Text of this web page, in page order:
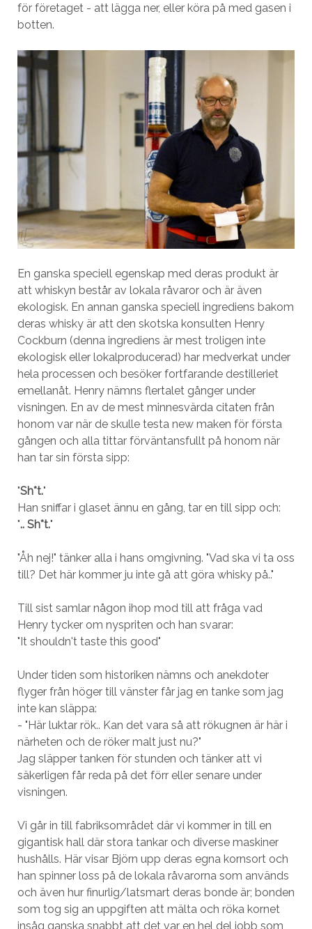
för företaget - att lägga ner, eller köra på med gasen i
botten.
En ganska speciell egenskap med deras produkt är
att whiskyn består av lokala råvaror och är även
ekologisk. En annan ganska speciell ingrediens bakom
deras whisky är att den skotska konsulten Henry
Cockburn (denna ingrediens är mest troligen inte
ekologisk eller lokalproducerad) har medverkat under
hela processen och besöker fortfarande destilleriet
emellanåt. Henry nämns flertalet gånger under
visningen. En av de mest minnesvärda citaten från
honom var när de skulle testa new maken för första
gången och alla tittar förväntansfullt på honom när
han tar sin första sipp:
"Sh*t."
Han sniffar i glaset ännu en gång, tar en till sipp och:
".. Sh*t."
"Åh nej!" tänker alla i hans omgivning. "Vad ska vi ta oss
till? Det här kommer ju inte gå att göra whisky på.."
Till sist samlar någon ihop mod till att fråga vad
Henry tycker om nyspriten och han svarar:
"It shouldn't taste this good"
Under tiden som historiken nämns och anekdoter
flyger från höger till vänster får jag en tanke som jag
inte kan släppa:
- "Här luktar rök.. Kan det vara så att rökugnen är här i
närheten och de röker malt just nu?"
Jag släpper tanken för stunden och tänker att vi
säkerligen får reda på det förr eller senare under
visningen.
Vi går in till fabriksområdet där vi kommer in till en
gigantisk hall där stora tankar och diverse maskiner
hushålls. Här visar Björn upp deras egna kornsort och
han spinner loss på de lokala råvarorna som används
och även hur finurlig/latsmart deras bonde är; bonden
som tog sig an uppgiften att mälta och röka kornet
insåg ganska snabbt att det var en hel del jobb som